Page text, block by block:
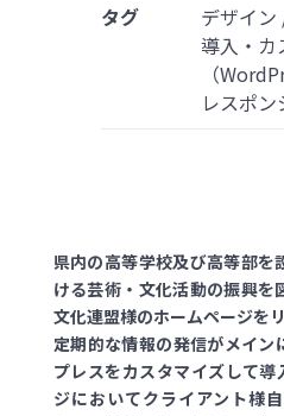
タグ
デザイン
導入・カ
（
レスポ
県内の高等学校及び高等部を
ける芸術・文化活動の振興を
文化連盟様のホームページを
定期的な情報の発信がメイン
プレスをカスタマイズして導
ジにおいてクライアント様